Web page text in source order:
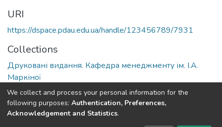
URI
https://dspace.pdau.edu.ua/handle/123456789/7931
Collections
Друковані видання. Кафедра менеджменту ім. І.А.
Маркіної
Full item page
We collect and process your personal information for the
following purposes: Authentication, Preferences,
Acknowledgement and Statistics.